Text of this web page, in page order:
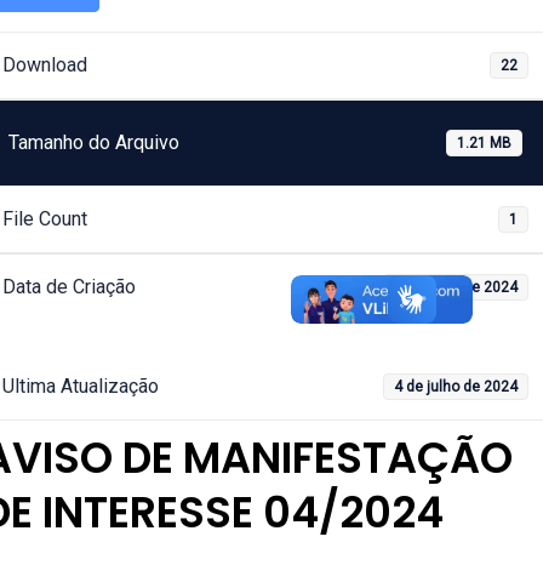
Download 22
Tamanho do Arquivo 1.21 MB
File Count 1
Data de Criação 4 de julho de 2024
Ultima Atualização 4 de julho de 2024
DE MANIFESTAÇÃO
INTERESSE 04/2024